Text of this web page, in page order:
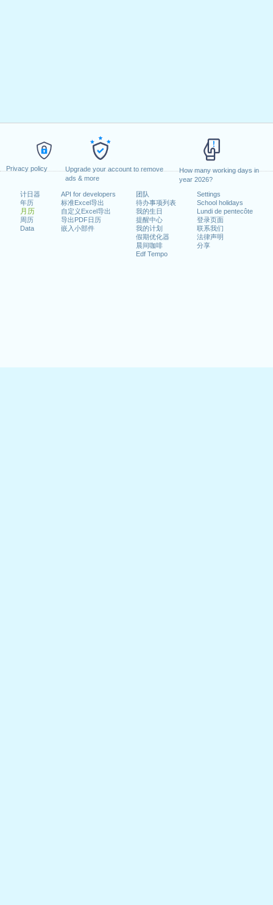
Privacy policy
Upgrade your account to remove
ads & more
How many working days in
year 2026?
计日器
年历
月历
周历
Data
API for developers
标准Excel导出
自定义Excel导出
导出PDF日历
嵌入小部件
团队
待办事项列表
我的生日
提醒中心
我的计划
假期优化器
晨间咖啡
Edf Tempo
Settings
School holidays
Lundi de pentecôte
登录页面
联系我们
法律声明
分享